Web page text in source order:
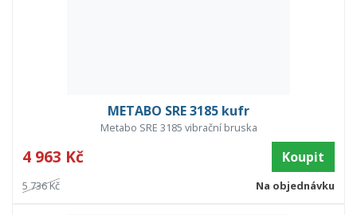
METABO SRE 3185 kufr
Metabo SRE 3185 vibrační bruska
4 963 Kč Koupit
5 736 Kč Na objednávku